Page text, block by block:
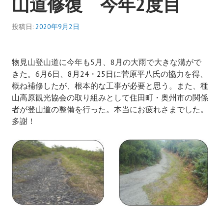
投稿日: 2020年9月2日
物見山登山道に今年も5 月、 8 月の大雨で大きな溝がで
きた。 6月6日、 8 月 24 ・ 25 日に菅原平八氏の協力を得、
概ね補修したが、根本的な工事が必要と思う。また、種
山高原観光協会の取り組みとして住田町・奥州市の関係
者が登山道の整備を行った。本当にお疲れさまでした。
多謝！